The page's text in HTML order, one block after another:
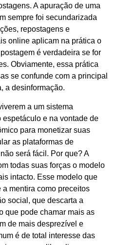
A apuração de uma
sempre foi secundarizada
repostagens e
online aplicam na prática o
é verdadeira se for
Obviamente, essa prática
se confunde com a principal
a desinformação.
a um sistema
e na vontade de
para monetizar suas
as plataformas de
será fácil. Por que? A
todas suas forças o modelo
intacto. Esse modelo que
mentira como preceitos
social, que descarta a
que pode chamar mais as
de mais desprezível e
é de total interesse das